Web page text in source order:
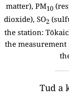
matter), PM10
dioxide), SO2
the station:
the
Tud a